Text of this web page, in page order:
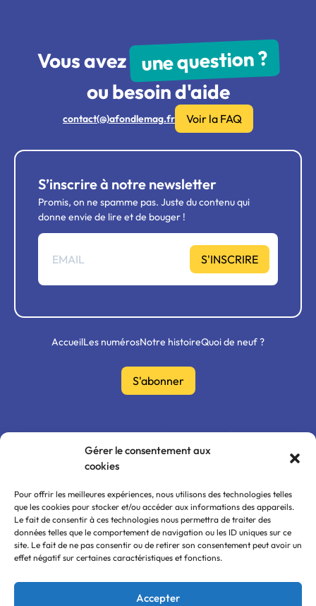
Gérer le consentement aux
cookies
Pour offrir les meilleures expériences, nous utilisons des technologies telles
que les cookies pour stocker et/ou accéder aux informations des appareils.
Le fait de consentir à ces technologies nous permettra de traiter des
données telles que le comportement de navigation ou les ID uniques sur ce
site. Le fait de ne pas consentir ou de retirer son consentement peut avoir un
effet négatif sur certaines caractéristiques et fonctions.
Accepter
Vous avez une question ?
ou besoin d'aide
contact(@)afondlemag.fr Voir la FAQ
AccueilLes numérosNotre histoireQuoi de neuf ?
S'abonner
Mon compteFAQ0ù nous trouver ?
S’inscrire à notre newsletter
Promis, on ne spamme pas. Juste du contenu qui
donne envie de lire et de bouger !
S'INSCRIRE